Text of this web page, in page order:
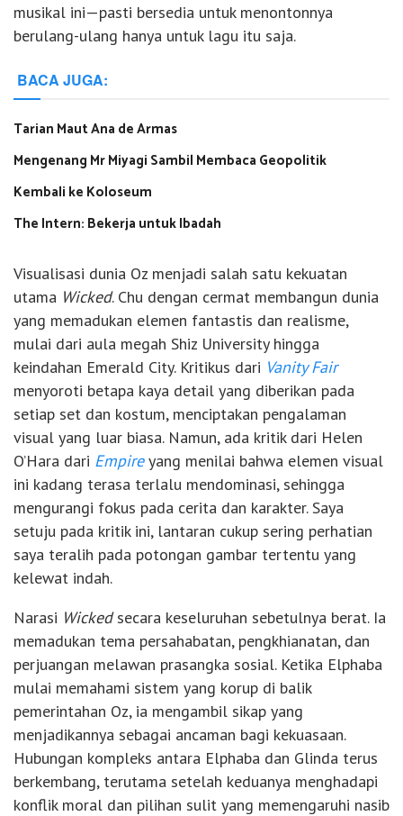
musikal ini—pasti bersedia untuk menontonnya
berulang-ulang hanya untuk lagu itu saja.
BACA JUGA:
Tarian Maut Ana de Armas
Mengenang Mr Miyagi Sambil Membaca Geopolitik
Kembali ke Koloseum
The Intern: Bekerja untuk Ibadah
Visualisasi dunia Oz menjadi salah satu kekuatan
utama Wicked. Chu dengan cermat membangun dunia
yang memadukan elemen fantastis dan realisme,
mulai dari aula megah Shiz University hingga
keindahan Emerald City. Kritikus dari Vanity Fair
menyoroti betapa kaya detail yang diberikan pada
setiap set dan kostum, menciptakan pengalaman
visual yang luar biasa. Namun, ada kritik dari Helen
O’Hara dari Empireyang menilai bahwa elemen visual
ini kadang terasa terlalu mendominasi, sehingga
mengurangi fokus pada cerita dan karakter. Saya
setuju pada kritik ini, lantaran cukup sering perhatian
saya teralih pada potongan gambar tertentu yang
kelewat indah.
Narasi Wickedsecara keseluruhan sebetulnya berat. Ia
memadukan tema persahabatan, pengkhianatan, dan
perjuangan melawan prasangka sosial. Ketika Elphaba
mulai memahami sistem yang korup di balik
pemerintahan Oz, ia mengambil sikap yang
menjadikannya sebagai ancaman bagi kekuasaan.
Hubungan kompleks antara Elphaba dan Glinda terus
berkembang, terutama setelah keduanya menghadapi
konflik moral dan pilihan sulit yang memengaruhi nasib